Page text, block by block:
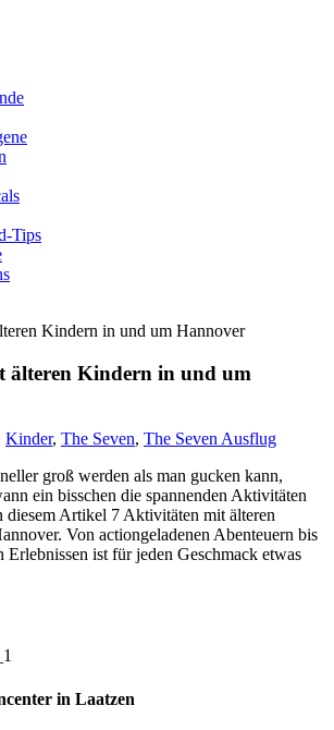
Tips
älteren Kindern in und um
Kinder, The Seven, The Seven Ausflug
groß werden als man gucken kann,
ein bisschen die spannenden Aktivitäten
diesem Artikel 7 Aktivitäten mit älteren
Von actiongeladenen Abenteuern bis
Erlebnissen ist für jeden Geschmack etwas
in Laatzen